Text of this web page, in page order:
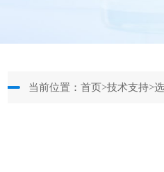
当前位置：首页>技术支持>